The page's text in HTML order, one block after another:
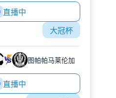
直播中
大冠杯
图帕帕马莱伦加
直播中